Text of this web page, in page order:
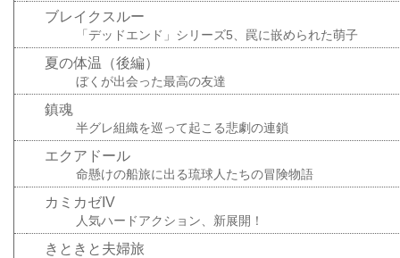
ブレイクスルー
「デッドエンド」シリーズ5、罠に嵌められた萌子
夏の体温（後編）
ぼくが出会った最高の友達
鎮魂
半グレ組織を巡って起こる悲劇の連鎖
エクアドール
命懸けの船旅に出る琉球人たちの冒険物語
カミカゼIV
人気ハードアクション、新展開！
きときと夫婦旅